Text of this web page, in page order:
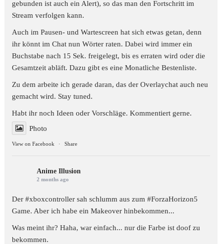
gebunden ist auch ein Alert), so das man den Fortschritt im
Stream verfolgen kann.
Auch im Pausen- und Wartescreen hat sich etwas getan, denn
ihr könnt im Chat nun Wörter raten. Dabei wird immer ein
Buchstabe nach 15 Sek. freigelegt, bis es erraten wird oder die
Gesamtzeit abläft. Dazu gibt es eine Monatliche Bestenliste.
Zu dem arbeite ich gerade daran, das der Overlaychat auch neu
gemacht wird. Stay tuned.
Habt ihr noch Ideen oder Vorschläge. Kommentiert gerne.
Photo
View on Facebook · Share
Anime Illusion
2 months ago
Der #xboxcontroller sah schlumm aus zum#ForzaHorizon5
Game. Aber ich habe ein Makeover hinbekommen...
Was meint ihr? Haha, war einfach... nur die Farbe ist doof zu
bekommen.